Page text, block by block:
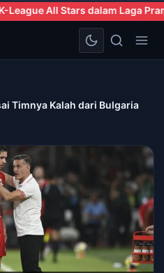
Laga Pramusim di Korea Selatan
Timnya Kalah dari Bulgaria